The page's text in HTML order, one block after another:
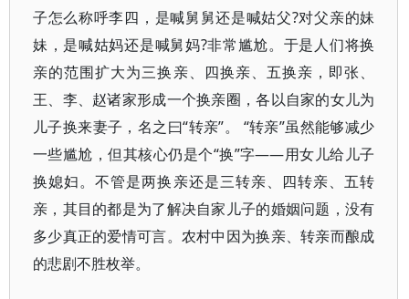
子怎么称呼李四，是喊舅舅还是喊姑父?对父亲的妹
妹，是喊姑妈还是喊舅妈?非常尴尬。于是人们将换
亲的范围扩大为三换亲、四换亲、五换亲，即张、
王、李、赵诸家形成一个换亲圈，各以自家的女儿为
儿子换来妻子，名之曰“转亲”。 “转亲”虽然能够减少
一些尴尬，但其核心仍是个“换”字——用女儿给儿子
换媳妇。不管是两换亲还是三转亲、四转亲、五转
亲，其目的都是为了解决自家儿子的婚姻问题，没有
多少真正的爱情可言。农村中因为换亲、转亲而酿成
的悲剧不胜枚举。